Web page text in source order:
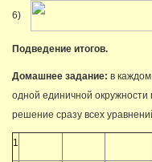
6)
Подведение итогов.
Домашнее задание: в
одной единичной окружности
решение сразу всех
1